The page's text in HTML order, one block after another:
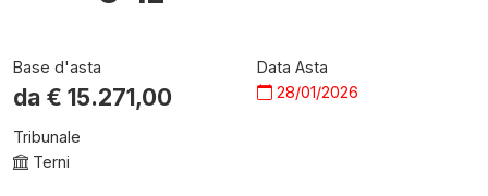
Base d'asta
da € 15.271,00
Data Asta
28/01/2026
Tribunale
Terni